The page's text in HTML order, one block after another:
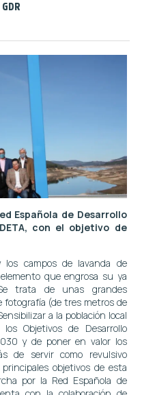
Española de Desarrollo
con el objetivo de
los campos de lavanda de
que engrosa su ya
trata de unas grandes
(de tres metros de
a la población local
Objetivos de Desarrollo
y de poner en valor los
de servir como revulsivo
objetivos de esta
por la Red Española de